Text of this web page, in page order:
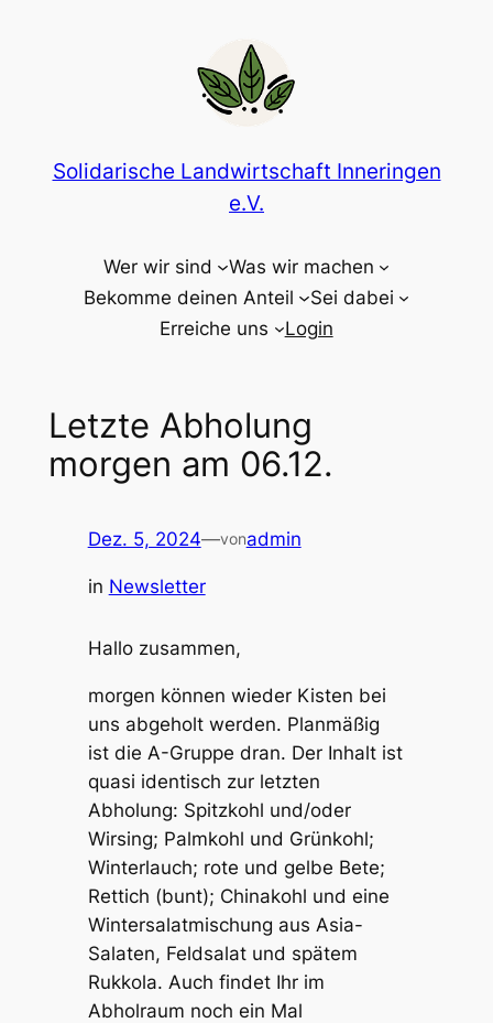
Solidarische Landwirtschaft Inneringen
e.V.
Wer wir sind
Was wir machen
Bekomme deinen Anteil
Sei dabei
Erreiche uns
Login
Letzte Abholung
morgen am 06.12.
Dez. 5, 2024—vonadmin
in Newsletter
Hallo zusammen,
morgen können wieder Kisten bei
uns abgeholt werden. Planmäßig
ist die A-Gruppe dran. Der Inhalt ist
quasi identisch zur letzten
Abholung: Spitzkohl und/oder
Wirsing; Palmkohl und Grünkohl;
Winterlauch; rote und gelbe Bete;
Rettich (bunt); Chinakohl und eine
Wintersalatmischung aus Asia-
Salaten, Feldsalat und spätem
Rukkola. Auch findet Ihr im
Abholraum noch ein Mal